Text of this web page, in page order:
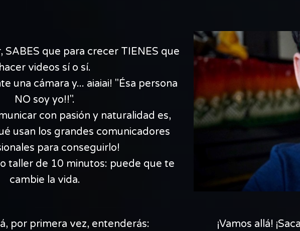
SABES que para crecer TIENES que
hacer videos sí o sí.
una cámara y... aiaiai! "Ésa persona
NO soy yo!!".
con pasión y naturalidad es,
usan los grandes comunicadores
para conseguirlo!
taller de 10 minutos: puede que te
cambie la vida.
por primera vez, entenderás: ¡Vamos allá!